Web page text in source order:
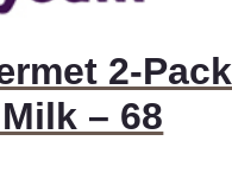
2-Pack
– 68